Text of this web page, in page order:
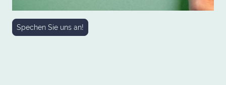
Spechen Sie uns an!